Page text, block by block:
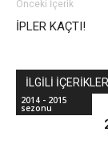
Önceki İçerik
İPLER KAÇTI!
İLGİLİ İÇERİKLER
2014 - 2015
sezonu